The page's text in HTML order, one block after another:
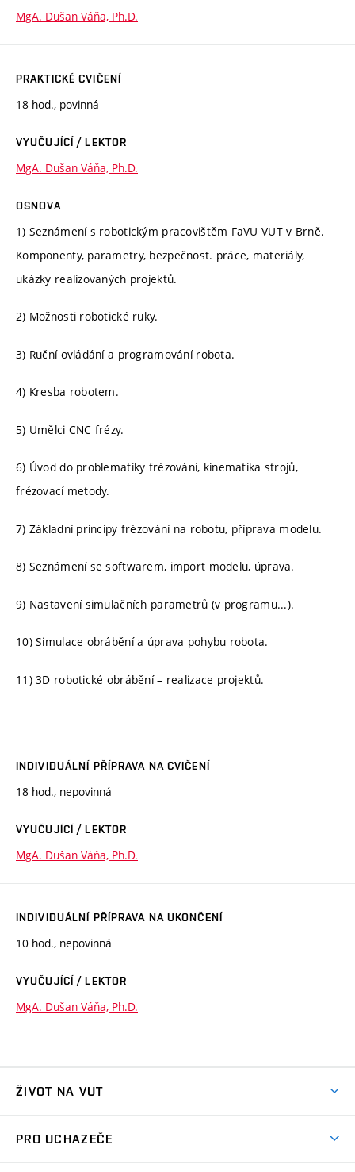
MgA. Dušan Váňa, Ph.D.
PRAKTICKÉ CVIČENÍ
18 hod., povinná
VYUČUJÍCÍ / LEKTOR
MgA. Dušan Váňa, Ph.D.
OSNOVA
1) Seznámení s robotickým pracovištěm FaVU VUT v Brně.
Komponenty, parametry, bezpečnost. práce, materiály,
ukázky realizovaných projektů.
2) Možnosti robotické ruky.
3) Ruční ovládání a programování robota.
4) Kresba robotem.
5) Umělci CNC frézy.
6) Úvod do problematiky frézování, kinematika strojů,
frézovací metody.
7) Základní principy frézování na robotu, příprava modelu.
8) Seznámení se softwarem, import modelu, úprava.
9) Nastavení simulačních parametrů (v programu...).
10) Simulace obrábění a úprava pohybu robota.
11) 3D robotické obrábění – realizace projektů.
INDIVIDUÁLNÍ PŘÍPRAVA NA CVIČENÍ
18 hod., nepovinná
VYUČUJÍCÍ / LEKTOR
MgA. Dušan Váňa, Ph.D.
INDIVIDUÁLNÍ PŘÍPRAVA NA UKONČENÍ
10 hod., nepovinná
VYUČUJÍCÍ / LEKTOR
MgA. Dušan Váňa, Ph.D.
ŽIVOT NA VUT
PRO UCHAZEČE